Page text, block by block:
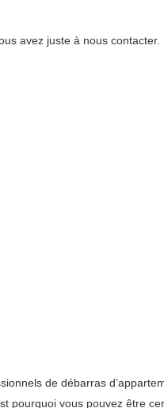
avez juste à nous contacter.
de débarras
pourquoi vous pouvez être